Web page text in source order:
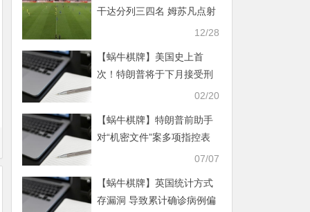
干达分列三四名 姆苏凡点射
伊克皮苏扳平奥凯洛失点12/28
【蜗牛棋牌】美国史上首
次！特朗普将于下月接受刑
02/20
【蜗牛棋牌】特朗普前助手
对“机密文件”案多项指控表
07/07
【蜗牛棋牌】英国统计方式
存漏洞 导致累计确诊病例偏